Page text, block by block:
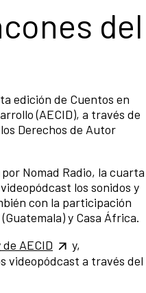
del
edición de Cuentos en
(AECID), a través de
Derechos de Autor
Nomad Radio, la cuarta
los sonidos y
con la participación
y Casa África.
AECID
y,
videopódcast a través del